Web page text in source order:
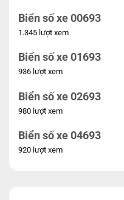
Biển số xe 00693
1.345 lượt xem
Biển số xe 01693
936 lượt xem
Biển số xe 02693
980 lượt xem
Biển số xe 04693
920 lượt xem